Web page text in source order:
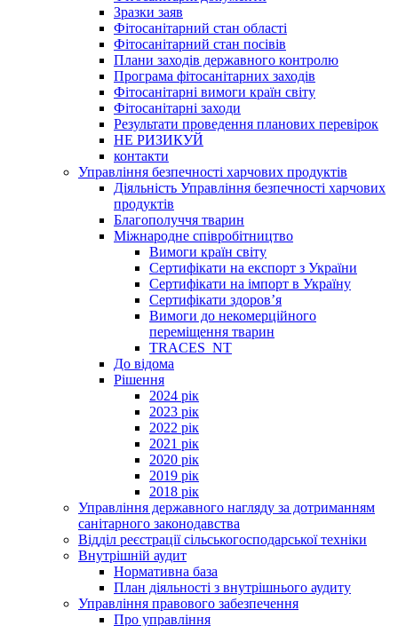
Зразки заяв
Фітосанітарний стан області
Фітосанітарний стан посівів
Плани заходів державного контролю
Програма фітосанітарних заходів
Фітосанітарні вимоги країн світу
Фітосанітарні заходи
Результати проведення планових перевірок
НЕ РИЗИКУЙ
контакти
Управління безпечності харчових продуктів
Діяльність Управління безпечності харчових
продуктів
Благополуччя тварин
Міжнародне співробітництво
Вимоги країн світу
Сертифікати на експорт з України
Сертифікати на імпорт в Україну
Сертифікати здоров’я
Вимоги до некомерційного
переміщення тварин
TRACES_NT
До відома
Рішення
2024 рік
2023 рік
2022 рік
2021 рік
2020 рік
2019 рік
2018 рік
Управління державного нагляду за дотриманням
санітарного законодавства
Відділ реєстрації сільськогосподарської техніки
Внутрішній аудит
Нормативна база
План діяльності з внутрішнього аудиту
Управління правового забезпечення
Про управління